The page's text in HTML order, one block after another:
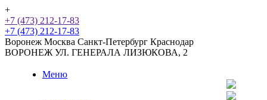
+
+7 (473) 212-17-83
+7 (473) 212-17-83
Воронеж Москва Санкт-Петербург Краснодар
ВОРОНЕЖ УЛ. ГЕНЕРАЛА ЛИЗЮКОВА, 2
Меню